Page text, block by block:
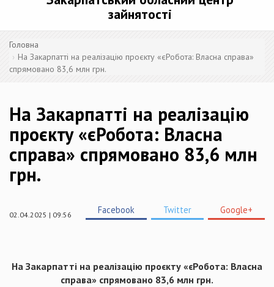
зайнятості
Головна
На Закарпатті на реалізацію проєкту «єРобота: Власна справа»
спрямовано 83,6 млн грн.
На Закарпатті на реалізацію
проєкту «єРобота: Власна
справа» спрямовано 83,6 млн
грн.
02.04.2025 | 09:56 Facebook Twitter Google+
На Закарпатті на реалізацію проєкту «єРобота: Власна
справа» спрямовано 83,6 млн грн.